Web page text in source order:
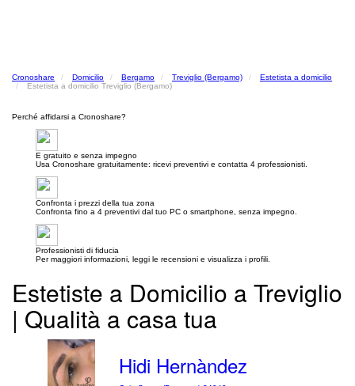
Cronoshare Domicilio Bergamo Treviglio (Bergamo)
Estetista a domicilio
Estetista a domicilio Treviglio (Bergamo)
Perché affidarsi a Cronoshare?
E gratuito e senza impegno
Usa Cronoshare gratuitamente: ricevi preventivi e contatta 4 professionisti.
Confronta i prezzi della tua zona
Confronta fino a 4 preventivi dal tuo PC o smartphone, senza impegno.
Professionisti di fiducia
Per maggiori informazioni, leggi le recensioni e visualizza i profili.
Estetiste a Domicilio a Treviglio
| Qualità a casa tua
Hidi Hernàndez